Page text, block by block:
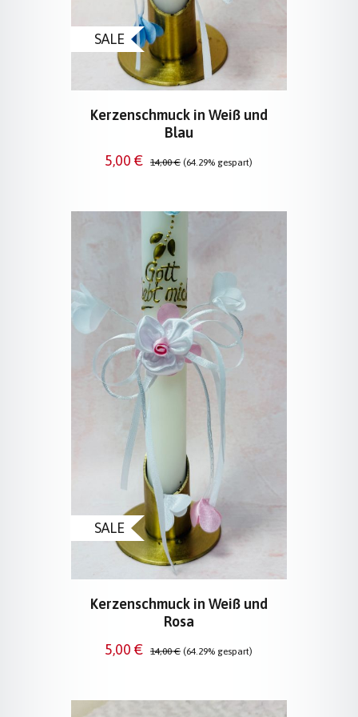
SALE
Kerzenschmuck in Weiß und
Blau
Verkaufspreis:
5,00 € Regulärer Preis:
14,00 € (64.29% gespart)
SALE
Kerzenschmuck in Weiß und
Rosa
Verkaufspreis:
5,00 € Regulärer Preis:
14,00 € (64.29% gespart)